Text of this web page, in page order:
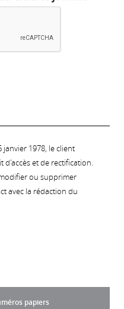
1978, le client
et de rectification.
ou supprimer
avec la rédaction du
papiers